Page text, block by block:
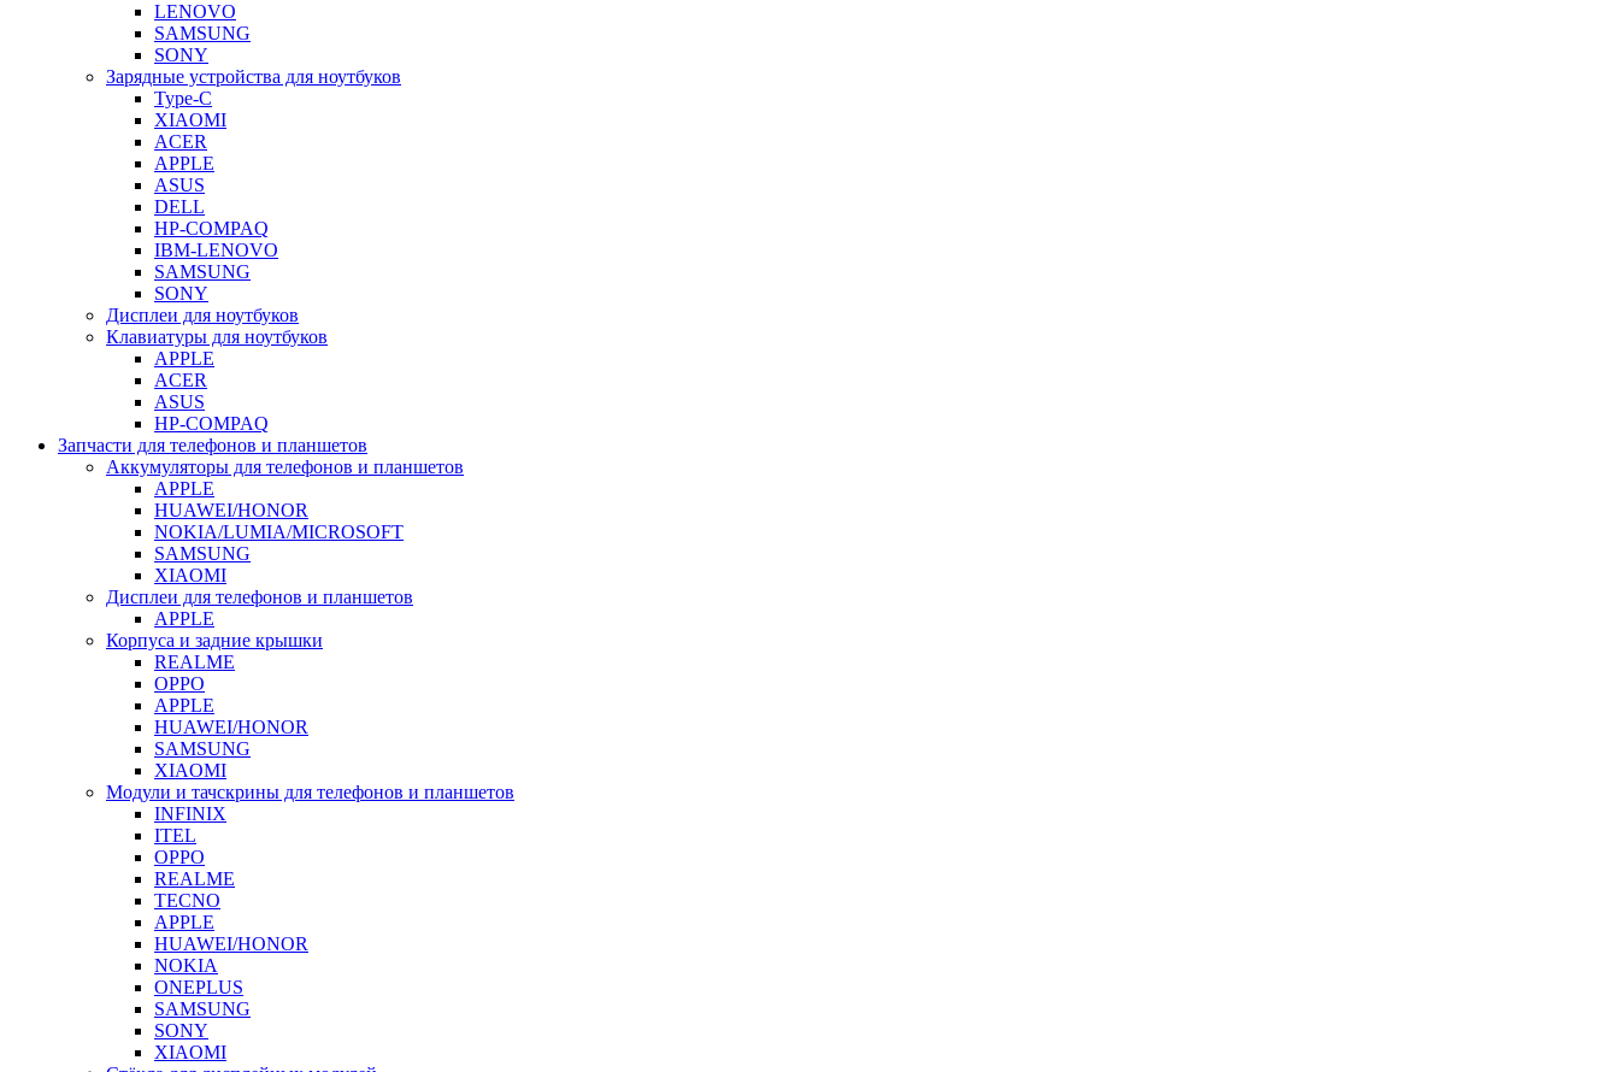
LENOVO
SAMSUNG
SONY
Зарядные устройства для ноутбуков
Type-C
XIAOMI
ACER
APPLE
ASUS
DELL
HP-COMPAQ
IBM-LENOVO
SAMSUNG
SONY
Дисплеи для ноутбуков
Клавиатуры для ноутбуков
APPLE
ACER
ASUS
HP-COMPAQ
Запчасти для телефонов и планшетов
Аккумуляторы для телефонов и планшетов
APPLE
HUAWEI/HONOR
NOKIA/LUMIA/MICROSOFT
SAMSUNG
XIAOMI
Дисплеи для телефонов и планшетов
APPLE
Корпуса и задние крышки
REALME
OPPO
APPLE
HUAWEI/HONOR
SAMSUNG
XIAOMI
Модули и тачскрины для телефонов и планшетов
INFINIX
ITEL
OPPO
REALME
TECNO
APPLE
HUAWEI/HONOR
NOKIA
ONEPLUS
SAMSUNG
SONY
XIAOMI